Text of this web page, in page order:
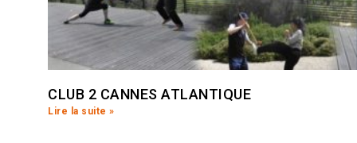
CLUB 2 CANNES ATLANTIQUE
Lire la suite »